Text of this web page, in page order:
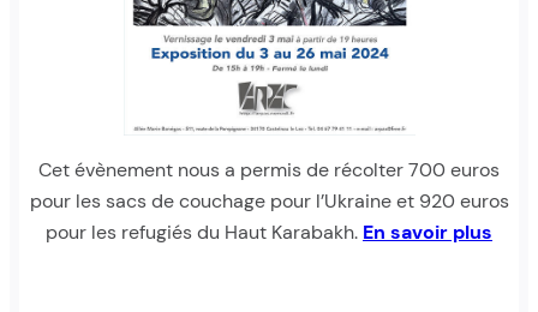
Cet évènement nous a permis de récolter 700 euros
pour les sacs de couchage pour l’Ukraine et 920 euros
pour les refugiés du Haut Karabakh. En savoir plus